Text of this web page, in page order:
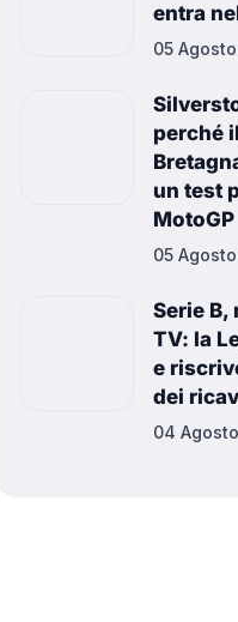
entra
05
perché
un test
MotoGP
05
Serie
TV: la
e
dei
04